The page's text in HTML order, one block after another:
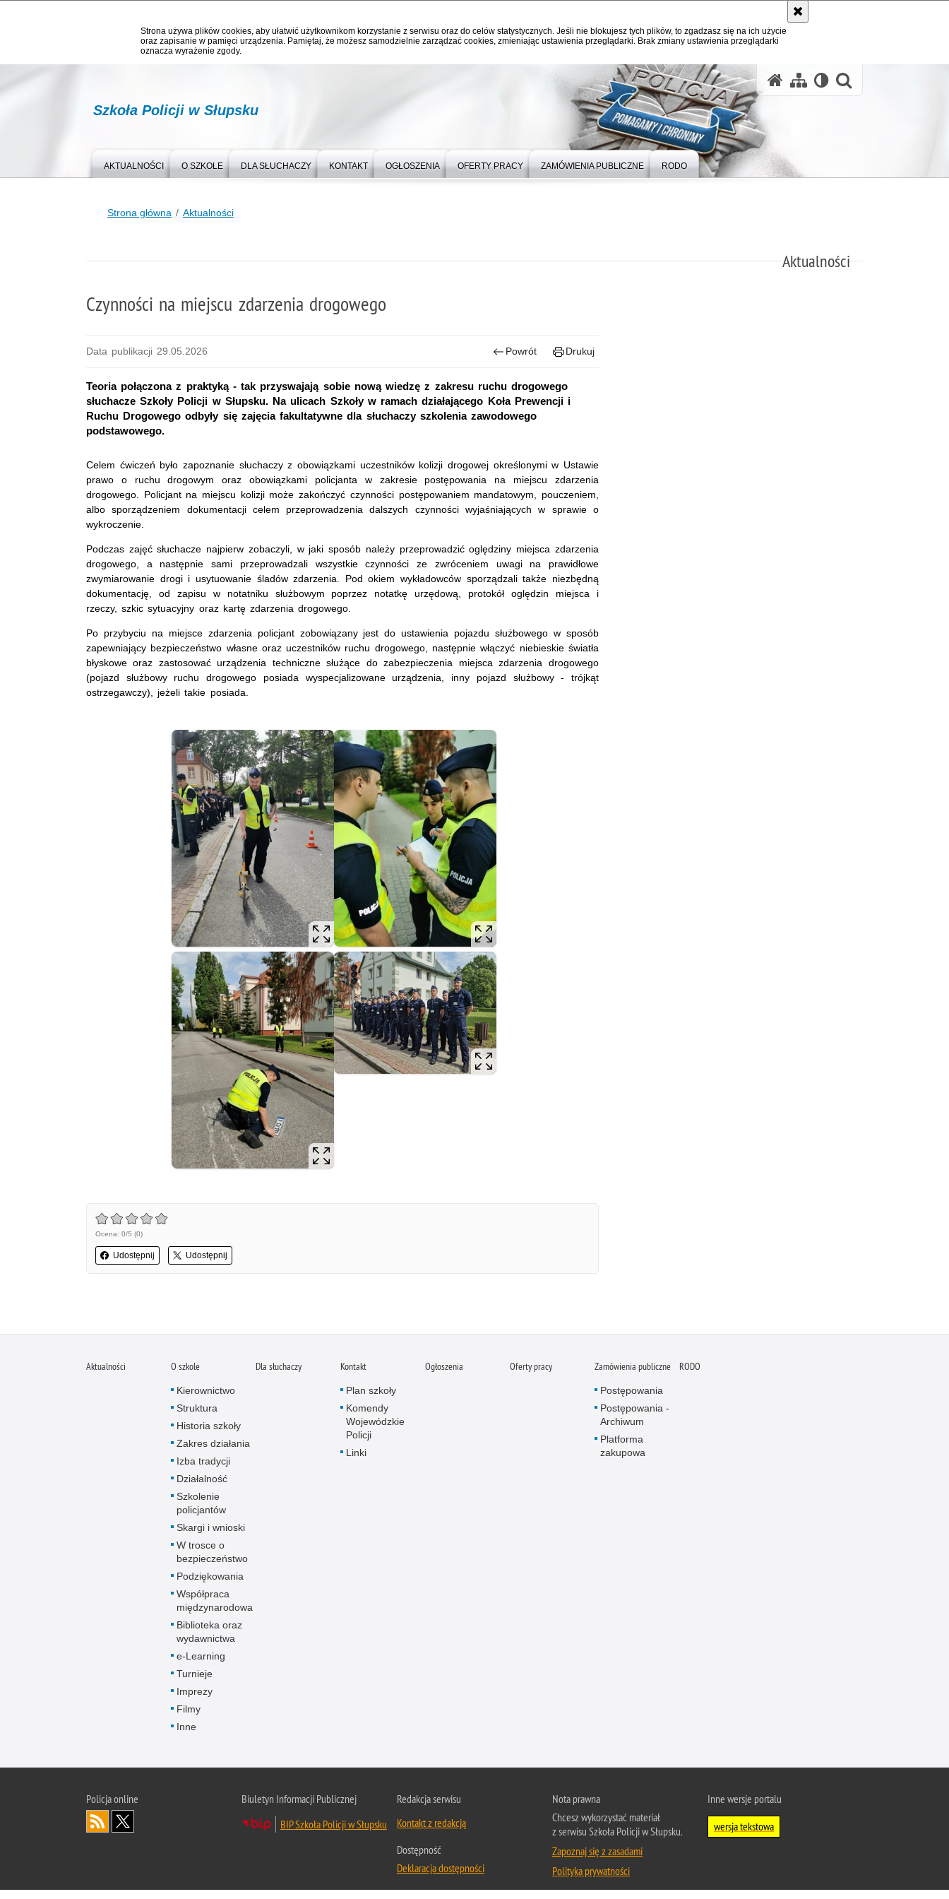
Strona używa plików cookies, aby ułatwić użytkownikom korzystanie z serwisu oraz do celów statystycznych. Jeśli nie blokujesz tych plików, to zgadzasz się na ich użycie
oraz zapisanie w pamięci urządzenia. Pamiętaj, że możesz samodzielnie zarządzać cookies, zmieniając ustawienia przeglądarki. Brak zmiany ustawienia przeglądarki
oznacza wyrażenie zgody.
Szkoła Policji w Słupsku
AKTUALNOŚCI O SZKOLE DLA SŁUCHACZY KONTAKT OGŁOSZENIA OFERTY PRACY ZAMÓWIENIA PUBLICZNE RODO
Strona główna Aktualności
Aktualności
Czynności na miejscu zdarzenia drogowego
Data publikacji 29.05.2026 Powrót Drukuj
Teoria połączona z praktyką - tak przyswajają sobie nową wiedzę z zakresu ruchu drogowego
słuchacze Szkoły Policji w Słupsku. Na ulicach Szkoły w ramach działającego Koła Prewencji i
Ruchu Drogowego odbyły się zajęcia fakultatywne dla słuchaczy szkolenia zawodowego
podstawowego.
Celem ćwiczeń było zapoznanie słuchaczy z obowiązkami uczestników kolizji drogowej określonymi w Ustawie
prawo o ruchu drogowym oraz obowiązkami policjanta w zakresie postępowania na miejscu zdarzenia
drogowego. Policjant na miejscu kolizji może zakończyć czynności postępowaniem mandatowym, pouczeniem,
albo sporządzeniem dokumentacji celem przeprowadzenia dalszych czynności wyjaśniających w sprawie o
wykroczenie.
Podczas zajęć słuchacze najpierw zobaczyli, w jaki sposób należy przeprowadzić oględziny miejsca zdarzenia
drogowego, a następnie sami przeprowadzali wszystkie czynności ze zwróceniem uwagi na prawidłowe
zwymiarowanie drogi i usytuowanie śladów zdarzenia. Pod okiem wykładowców sporządzali także niezbędną
dokumentację, od zapisu w notatniku służbowym poprzez notatkę urzędową, protokół oględzin miejsca i
rzeczy, szkic sytuacyjny oraz kartę zdarzenia drogowego.
Po przybyciu na miejsce zdarzenia policjant zobowiązany jest do ustawienia pojazdu służbowego w sposób
zapewniający bezpieczeństwo własne oraz uczestników ruchu drogowego, następnie włączyć niebieskie światła
błyskowe oraz zastosować urządzenia techniczne służące do zabezpieczenia miejsca zdarzenia drogowego
(pojazd służbowy ruchu drogowego posiada wyspecjalizowane urządzenia, inny pojazd służbowy - trójkąt
ostrzegawczy), jeżeli takie posiada.
Ocena: 0/5 (0)
Udostępnij Udostępnij
Aktualności O szkole
Kierownictwo
Struktura
Historia szkoły
Zakres działania
Izba tradycji
Działalność
Szkolenie
policjantów
Skargi i wnioski
W trosce o
bezpieczeństwo
Podziękowania
Współpraca
międzynarodowa
Biblioteka oraz
wydawnictwa
e-Learning
Turnieje
Imprezy
Filmy
Inne
Dla słuchaczy Kontakt
Plan szkoły
Komendy
Wojewódzkie
Policji
Linki
Ogłoszenia Oferty pracy Zamówienia publiczne
Postępowania
Postępowania -
Archiwum
Platforma
zakupowa
RODO
Policja online
Biuletyn Informacji Publicznej
BIP Szkoła Policji w Słupsku
Redakcja serwisu
Kontakt z redakcją
Dostępność
Deklaracja dostępności
Nota prawna
Chcesz wykorzystać materiał
z serwisu Szkoła Policji w Słupsku.
Zapoznaj się z zasadami
Polityka prywatności
Inne wersje portalu
wersja tekstowa